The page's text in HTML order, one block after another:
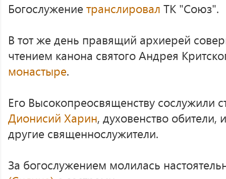
Богослужение транслировал ТК "Союз".
В тот же день правящий архиерей
чтением канона святого Андрея
монастыре.
Его Высокопреосвященству сослужили
Дионисий Харин, духовенство
другие священнослужители.
За богослужением молилась